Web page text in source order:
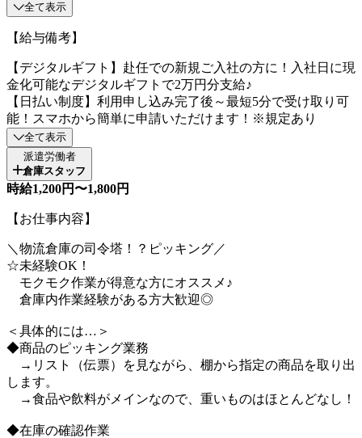
全て表示
【給与備考】
【デジタルギフト】赴任での新規ご入社の方に！入社日に現
金化可能なデジタルギフトで2万円分支給♪
【日払い制度】利用申し込み完了後～最短5分で受け取り可
能！スマホから簡単に申請いただけます！※規定あり
全て表示
派遣労働者
倉庫スタッフ
時給1,200円〜1,800円
【お仕事内容】
＼物流倉庫の司令塔！？ピッキング／
☆未経験OK！
モクモク作業が得意な方にオススメ♪
倉庫内作業経験がある方大歓迎◎
＜具体的には…＞
◆商品のピッキング業務
→リスト（伝票）を見ながら、棚から指定の商品を取り出
します。
→食品や飲料がメインなので、重いものはほとんどなし！
◆在庫の確認作業